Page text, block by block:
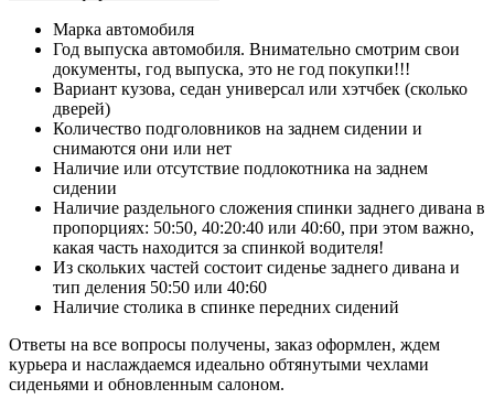
Марка автомобиля
Год выпуска автомобиля. Внимательно смотрим свои
документы, год выпуска, это не год покупки!!!
Вариант кузова, седан универсал или хэтчбек (сколько
дверей)
Количество подголовников на заднем сидении и
снимаются они или нет
Наличие или отсутствие подлокотника на заднем
сидении
Наличие раздельного сложения спинки заднего дивана в
пропорциях: 50:50, 40:20:40 или 40:60, при этом важно,
какая часть находится за спинкой водителя!
Из скольких частей состоит сиденье заднего дивана и
тип деления 50:50 или 40:60
Наличие столика в спинке передних сидений
Ответы на все вопросы получены, заказ оформлен, ждем
курьера и наслаждаемся идеально обтянутыми чехлами
сиденьями и обновленным салоном.